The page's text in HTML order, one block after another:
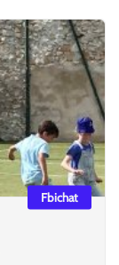
Fbichat